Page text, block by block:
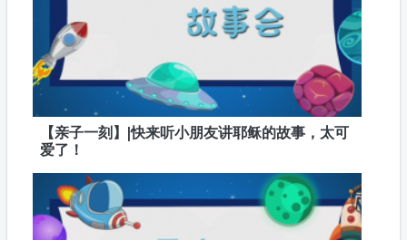
【亲子一刻】|快来听小朋友讲耶稣的故事，太可
爱了！